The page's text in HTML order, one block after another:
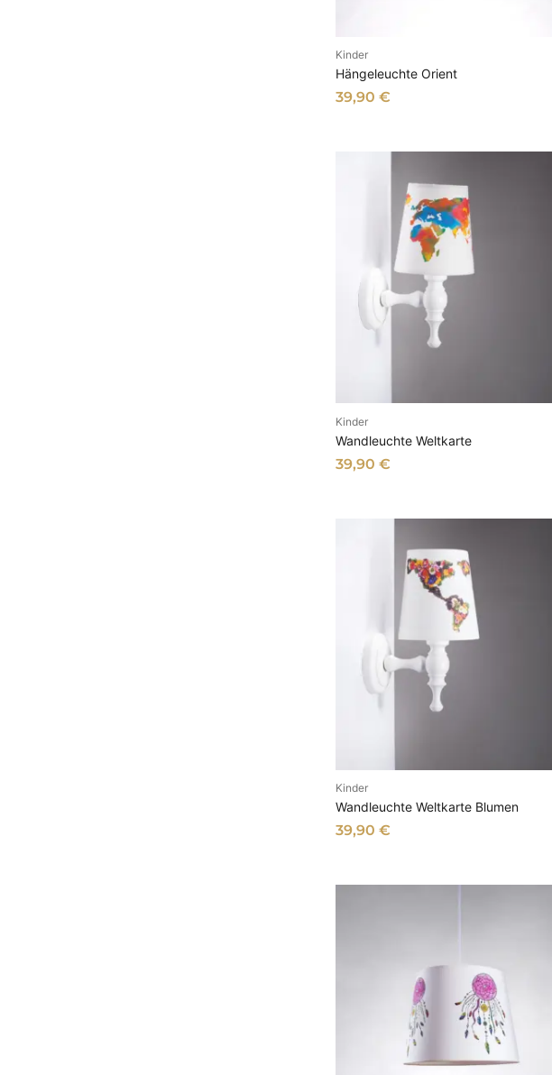
Kinder
Hängeleuchte Orient
39,90 €
Kinder
Wandleuchte Weltkarte
39,90 €
Kinder
Wandleuchte Weltkarte Blumen
39,90 €